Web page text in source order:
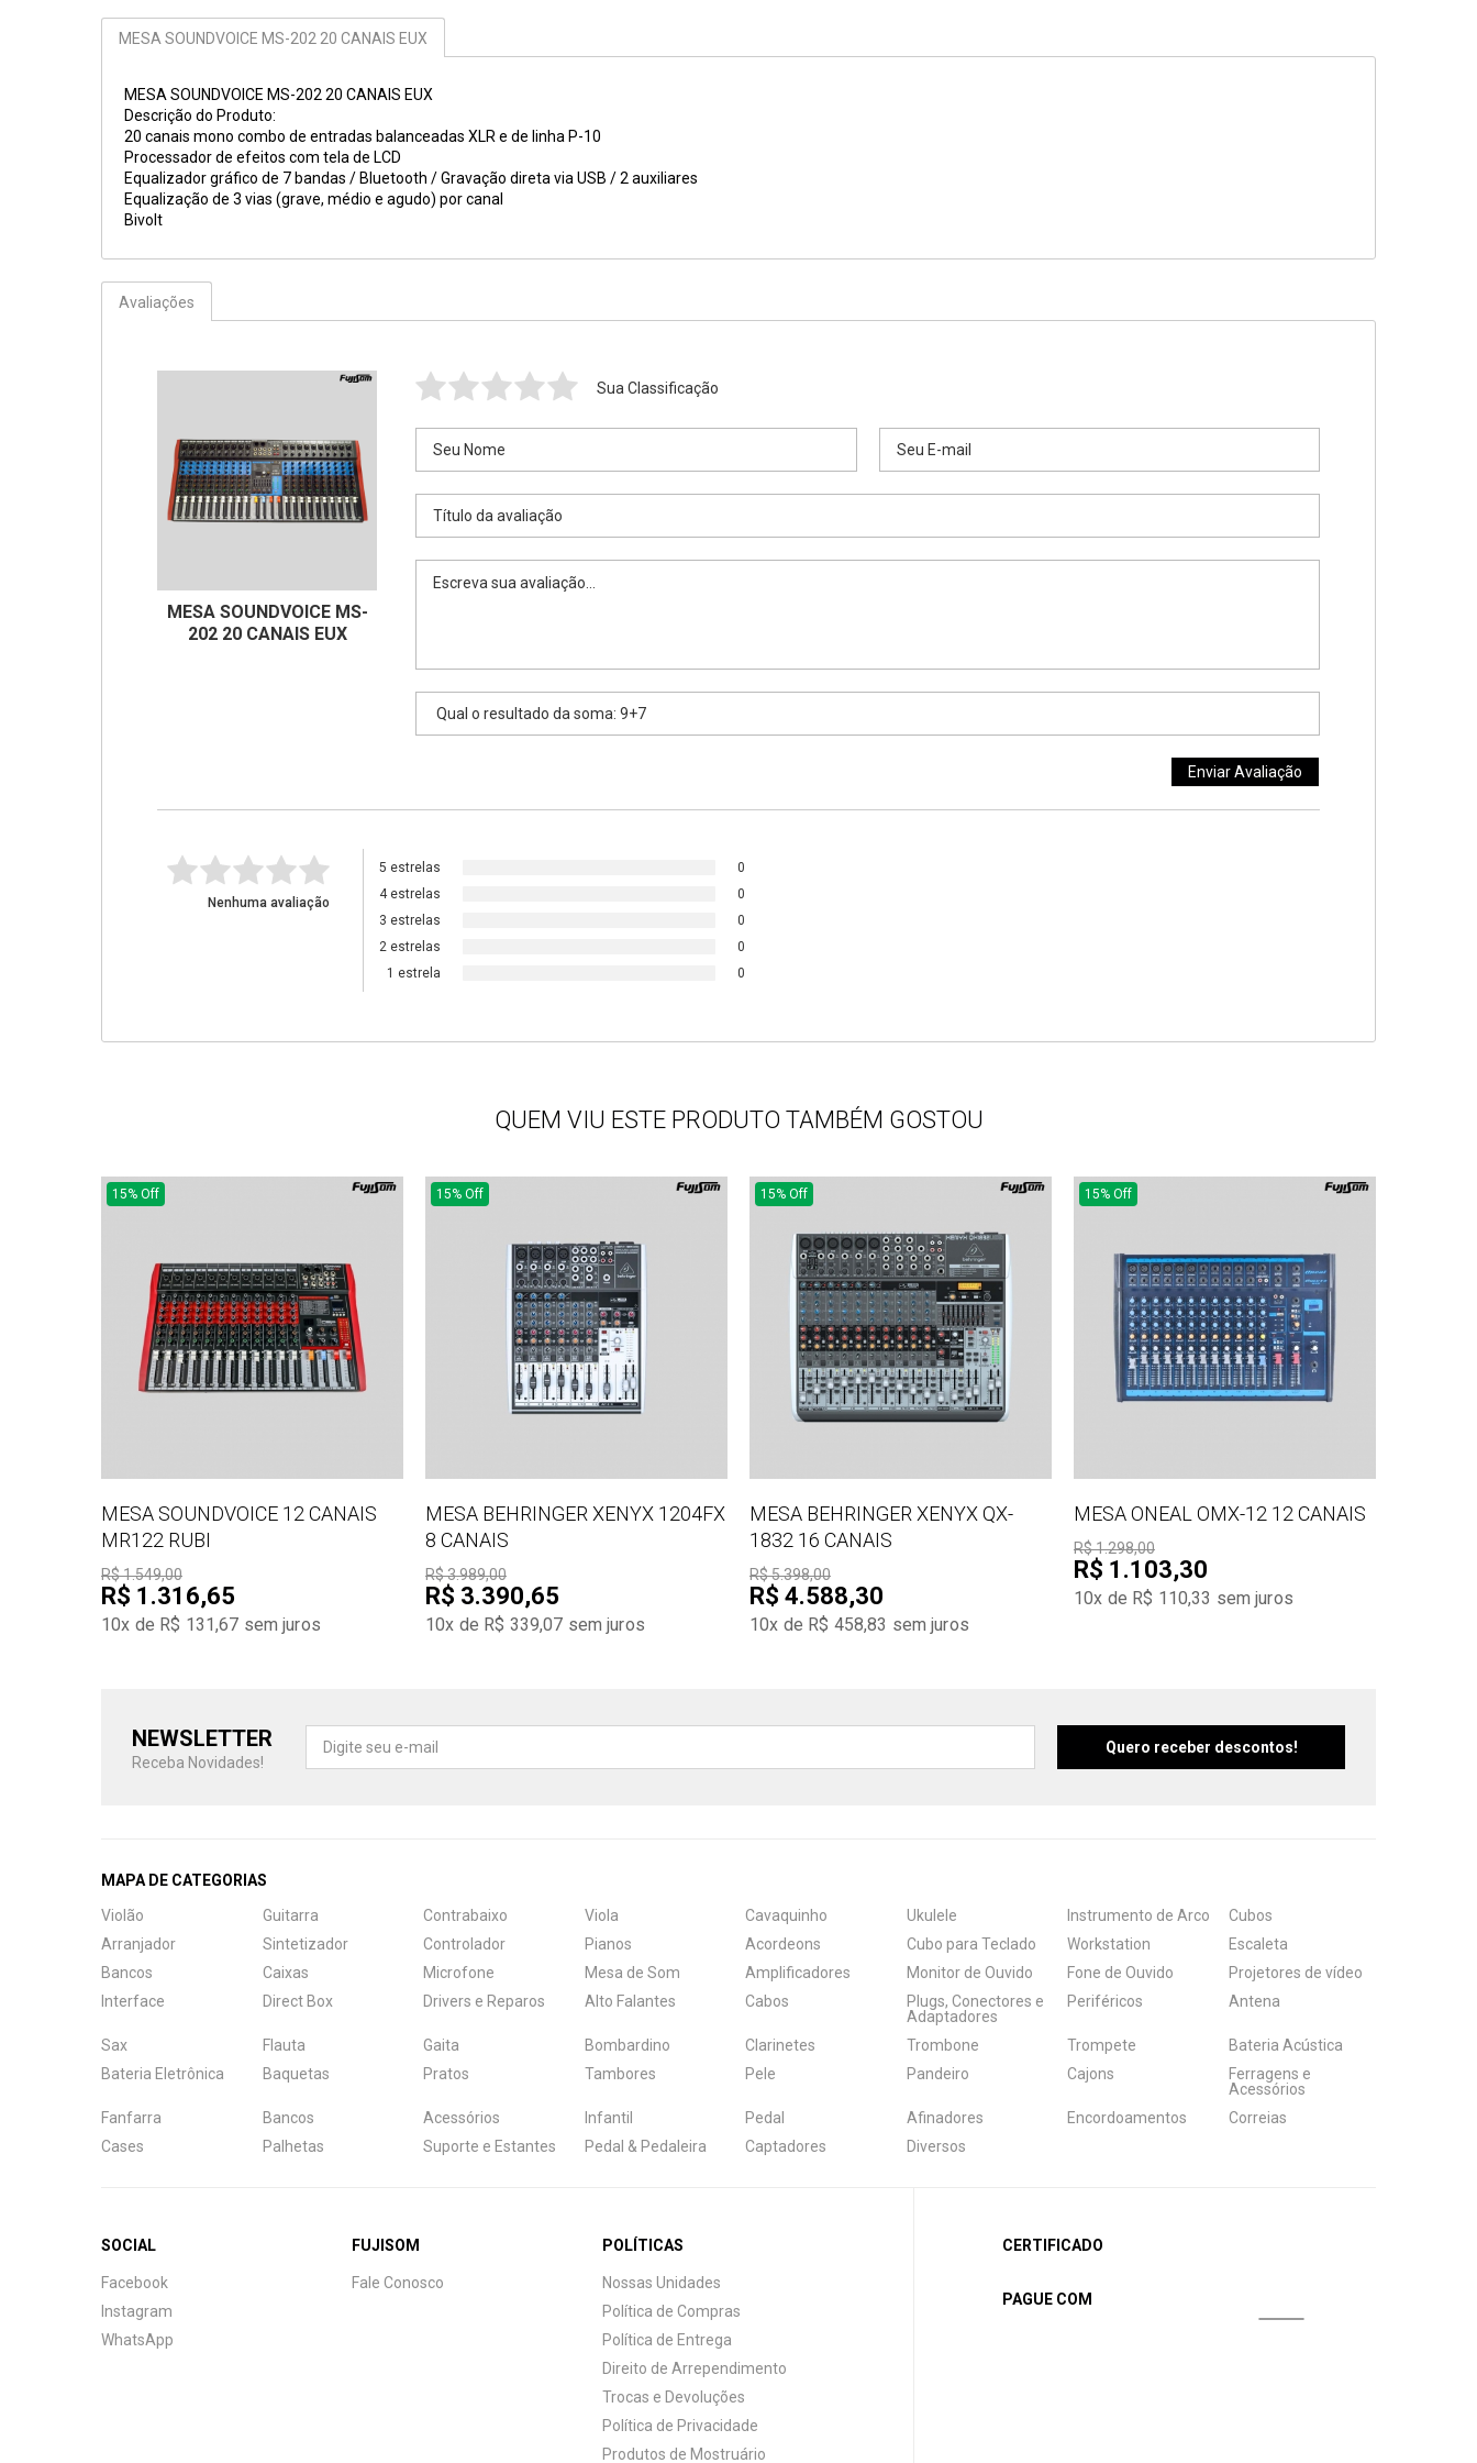
MESA SOUNDVOICE MS-202 20 CANAIS EUX
MESA SOUNDVOICE MS-202 20 CANAIS EUX
Descrição do Produto:
20 canais mono combo de entradas balanceadas XLR e de linha P-10
Processador de efeitos com tela de LCD
Equalizador gráfico de 7 bandas / Bluetooth / Gravação direta via USB / 2 auxiliares
Equalização de 3 vias (grave, médio e agudo) por canal
Bivolt
Avaliações
MESA SOUNDVOICE MS-
202 20 CANAIS EUX
Sua Classificação
Nenhuma avaliação
5 estrelas
0
4 estrelas
0
3 estrelas
0
2 estrelas
0
1 estrela
0
QUEM VIU ESTE PRODUTO TAMBÉM GOSTOU
15% Off
MESA SOUNDVOICE 12 CANAIS
MR122 RUBI
R$ 1.549,00
R$ 1.316,65
10x de R$ 131,67 sem juros
15% Off
MESA BEHRINGER XENYX 1204FX
8 CANAIS
R$ 3.989,00
R$ 3.390,65
10x de R$ 339,07 sem juros
15% Off
MESA BEHRINGER XENYX QX-
1832 16 CANAIS
R$ 5.398,00
R$ 4.588,30
10x de R$ 458,83 sem juros
15% Off
MESA ONEAL OMX-12 12 CANAIS
R$ 1.298,00
R$ 1.103,30
10x de R$ 110,33 sem juros
NEWSLETTER
Receba Novidades!
MAPA DE CATEGORIAS
Violão
Guitarra Contrabaixo Viola Cavaquinho Ukulele Instrumento de Arco
Cubos
Arranjador
Sintetizador Controlador Pianos Acordeons Cubo para Teclado Workstation
Escaleta
Bancos
Caixas Microfone Mesa de Som Amplificadores Monitor de Ouvido Fone de Ouvido
Projetores de vídeo
Interface
Direct Box Drivers e Reparos Alto Falantes Cabos
Plugs, Conectores e
Adaptadores
Periféricos Antena
Sax Flauta Gaita Bombardino Clarinetes Trombone Trompete
Bateria Acústica
Bateria Eletrônica
Baquetas Pratos Tambores Pele Pandeiro Cajons
Ferragens e
Acessórios
Fanfarra
Bancos Acessórios Infantil Pedal Afinadores Encordoamentos
Correias
Cases
Palhetas Suporte e Estantes Pedal & Pedaleira Captadores Diversos
SOCIAL
Facebook
Instagram
WhatsApp
FUJISOM
Fale Conosco
POLÍTICAS
Nossas Unidades
Política de Compras
Política de Entrega
Direito de Arrependimento
Trocas e Devoluções
Política de Privacidade
Produtos de Mostruário
CERTIFICADO
PAGUE COM
Central de Ajuda
Fale com a gente